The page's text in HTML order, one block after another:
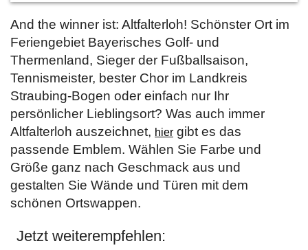
And the winner ist: Altfalterloh! Schönster Ort im
Feriengebiet Bayerisches Golf- und
Thermenland, Sieger der Fußballsaison,
Tennismeister, bester Chor im Landkreis
Straubing-Bogen oder einfach nur Ihr
persönlicher Lieblingsort? Was auch immer
Altfalterloh auszeichnet, hier gibt es das
passende Emblem. Wählen Sie Farbe und
Größe ganz nach Geschmack aus und
gestalten Sie Wände und Türen mit dem
schönen Ortswappen.
Jetzt weiterempfehlen: